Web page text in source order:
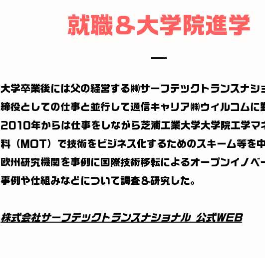
就職＆大学院進学
大学卒業後には父の経営する㈱サーフテックトランスナシ
締役としての仕事と並行して通信キャリア㈱ウィルコムに
2010年からは仕事をしながら芝浦工業大学大学院工学マ
科（MOT）で技術をビジネス化するためのスキーム等を中
欧州研究機関を事例に国際技術移転によるオープンイノベ
事例や仕組みなどについて調査＆研究した。
​株式会社サーフテックトランスナショナル 公式WEB